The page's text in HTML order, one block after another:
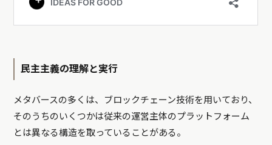
民主主義の理解と実行
メタバースの多くは、 ブロックチェーン技術を用いており、
そのうちのいくつかは従来の運営主体のプラットフォーム
とは異なる構造を取っていることがある。